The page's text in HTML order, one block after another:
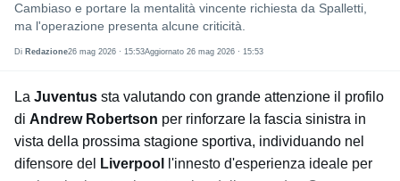
Cambiaso e portare la mentalità vincente richiesta da Spalletti,
ma l'operazione presenta alcune criticità.
Di Redazione26 mag 2026 · 15:53Aggiornato 26 mag 2026 · 15:53
La Juventus sta valutando con grande attenzione il profilo
di Andrew Robertson per rinforzare la fascia sinistra in
vista della prossima stagione sportiva, individuando nel
difensore del
Liverpool
l'innesto d'esperienza ideale per